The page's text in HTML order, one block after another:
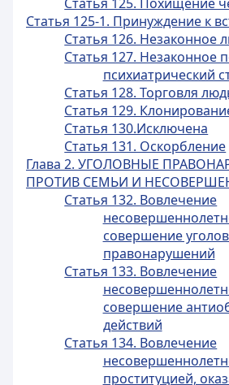
Статья 125-1. Принуждение к
Статья 126. Незаконное
Статья 127. Незаконное
психиатрический
Статья 128. Торговля
Статья 129.
Статья 130.Исключена
Статья 131. Оскорбление
Глава 2. УГОЛОВНЫЕ
ПРОТИВ СЕМЬИ И
Статья 132. Вовлечение
совершение
правонарушений
Статья 133. Вовлечение
совершение
действий
Статья 134. Вовлечение
проституцией,